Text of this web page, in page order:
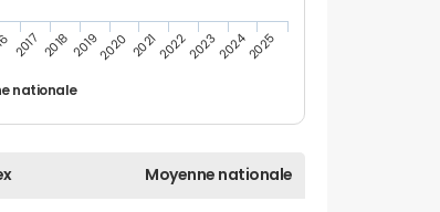
nationale
2017 201820192020 20212022202320242025
Moyenne nationale